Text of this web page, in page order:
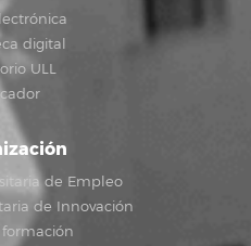
digital
ULL
de Empleo
de Innovación